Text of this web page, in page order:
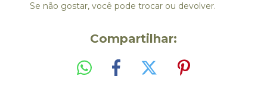
Se não gostar, você pode trocar ou devolver.
Compartilhar: